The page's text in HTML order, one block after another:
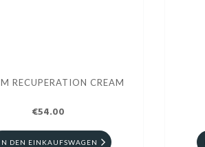
RECUPERATION CREAM
€54.00
DEN EINKAUFSWAGEN